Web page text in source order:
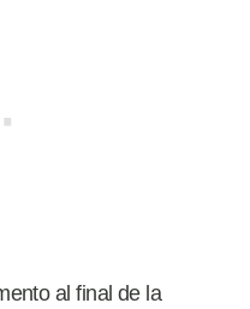
al final de la